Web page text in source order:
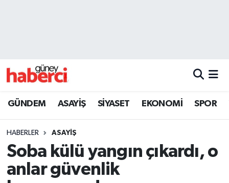
GÜNDEM ASAYİŞ SİYASET EKONOMİ SPOR
HABERLER ASAYİŞ
Soba külü yangın çıkardı, o
anlar güvenlik
Beyoğlu Trafik Yoğunluk Haritası
Son Dakika Haberleri
Haber Arşivi